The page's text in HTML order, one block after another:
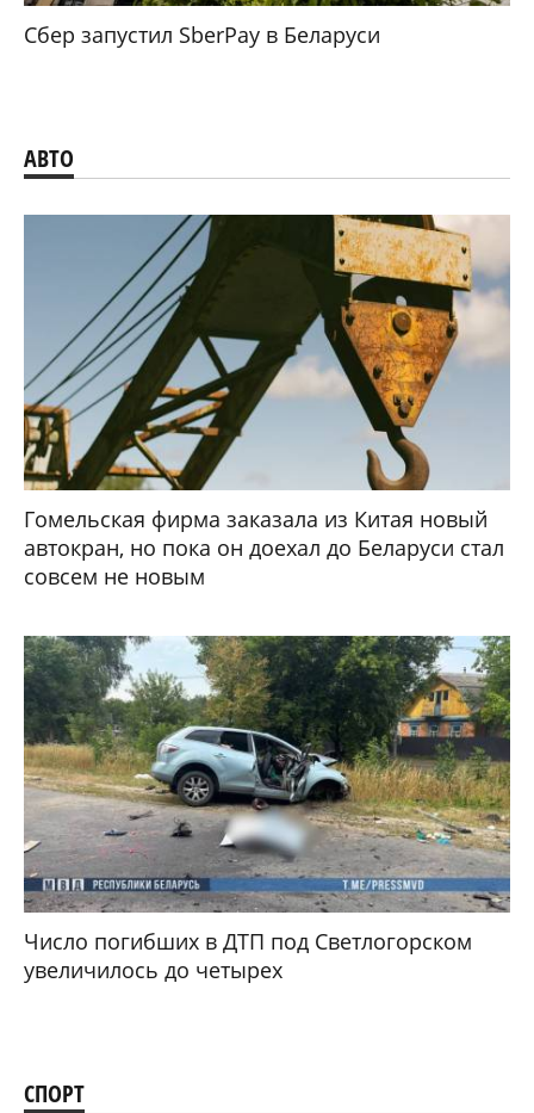
Сбер запустил SberPay в Беларуси
АВТО
Гомельская фирма заказала из Китая новый
автокран, но пока он доехал до Беларуси стал
совсем не новым
Число погибших в ДТП под Светлогорском
увеличилось до четырех
СПОРТ